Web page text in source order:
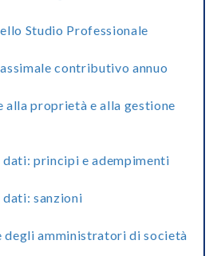
Studio Professionale
contributivo annuo
alla proprietà e alla gestione
dati: principi e adempimenti
sanzioni
degli amministratori di società